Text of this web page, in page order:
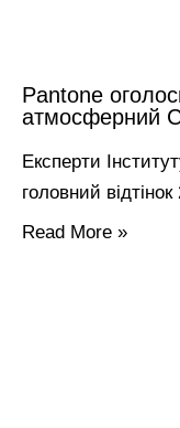
Pantone
атмосферний
Експерти
головний
Read More »